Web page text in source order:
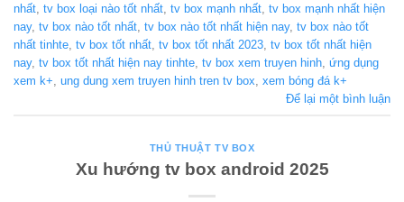
nhất tv box loại nào tốt nhất tv box mạnh nhất tv box mạnh nhất hiện
nay, tv box nào tốt nhất tv box nào tốt nhất hiện nay, tv box nào tốt
nhất tinhte tv box tốt nhất tv box tốt nhất 2023 tv box tốt nhất hiện
nay, tv box tốt nhất hiện nay tinhte tv box xem truyen hinh ứng dụng
xem k+ ung dung xem truyen hinh tren tv box xem bóng đá k+
Để lại một bình luận
THỦ THUẬT TV BOX
Xu hướng tv box android 2025